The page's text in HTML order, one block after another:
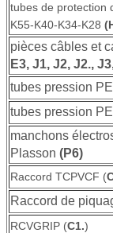
tubes de protection
K55-K40-K34-K28
pièces câbles et
E3, J1, J2, J2.,
tubes pression
tubes pression
manchons
Plasson (P6)
Raccord TCPVCF (
Raccord de
RCVGRIP (C1.)